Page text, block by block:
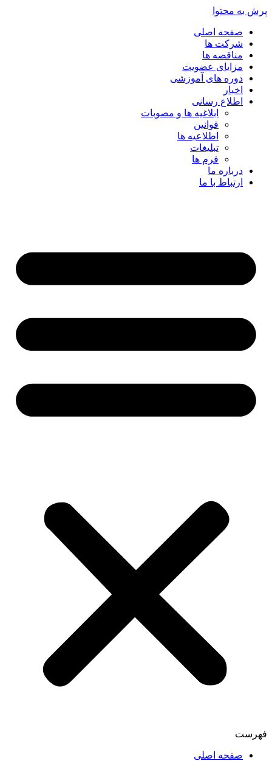
پرش به محتوا
صفحه اصلی
شرکت ها
مناقصه ها
مزایای عضویت
دوره های آموزشی
اخبار
اطلاع رسانی
ابلاغیه ها و مصوبات
قوانین
اطلاعیه ها
تبلیغات
فرم ها
درباره ما
ارتباط با ما
فهرست
صفحه اصلی